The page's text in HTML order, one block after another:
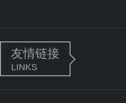
友情链接
LINKS